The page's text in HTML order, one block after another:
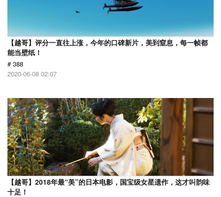
【越哥】评分一直往上涨，今年的口碑新片，美到窒息，每一帧都
能当壁纸！
# 388
2020-06-08 02:07
【越哥】2018年最“美”的日本电影，国宝级女星遗作，这才叫韵味
十足！